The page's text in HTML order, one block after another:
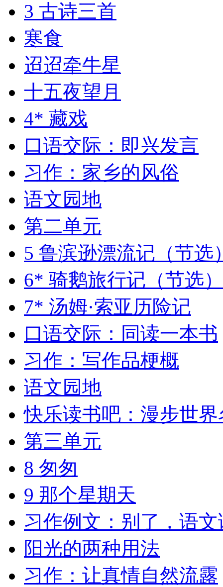
3 古诗三首
寒食
迢迢牵牛星
十五夜望月
4* 藏戏
口语交际：即兴发言
习作：家乡的风俗
语文园地
第二单元
5 鲁滨逊漂流记（节选
6* 骑鹅旅行记（节选）
7* 汤姆·索亚历险记
口语交际：同读一本书
习作：写作品梗概
语文园地
快乐读书吧：漫步世
第三单元
8 匆匆
9 那个星期天
习作例文：别了，语文
阳光的两种用法
习作：让真情自然流露